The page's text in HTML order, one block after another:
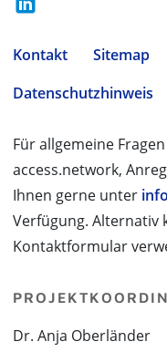
Kontakt Sitemap
Datenschutzhinweis
Für allgemeine
access.network,
Ihnen gerne unter
Verfügung. Alternativ
Kontaktformular
Dr. Anja Oberländer